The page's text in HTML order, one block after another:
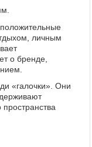
личным
о бренде,
«галочки». Они
пространства